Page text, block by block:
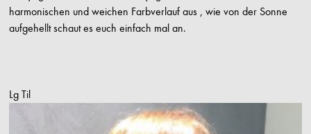
harmonischen und weichen Farbverlauf aus , wie von der Sonne
aufgehellt schaut es euch einfach mal an.
Lg Til